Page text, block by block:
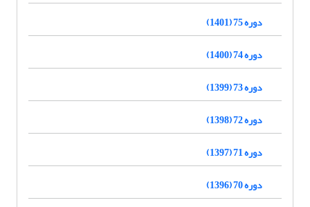
دوره 75 (1401)
دوره 74 (1400)
دوره 73 (1399)
دوره 72 (1398)
دوره 71 (1397)
دوره 70 (1396)